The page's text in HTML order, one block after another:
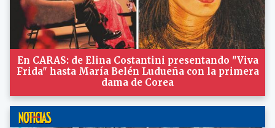
En CARAS: de Elina Costantini presentando "Viva
Frida" hasta María Belén Ludueña con la primera
dama de Corea